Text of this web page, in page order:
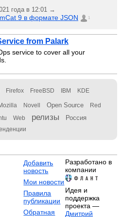
года в 12:01 →
9 в формате JSON 1
from Palark
service to cover all your
Firefox FreeBSD IBM KDE
Novell Open Source Red
Web релизы Россия
Добавить
новость
Мои новости
Правила
публикации
Обратная
Разработано в
компании
Идея и
поддержка
проекта —
Дмитрий